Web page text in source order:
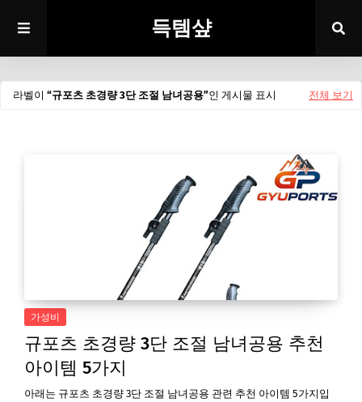
득템샾
라벨이 규포츠 초경량 3단 조절 남녀공용 인 게시물 표시 전체 보기
가성비
규포츠 초경량 3단 조절 남녀공용 추천
아이템 5가지
아래는 규포츠 초경량 3단 조절 남녀공용 관련 추천 아이템 5가지입